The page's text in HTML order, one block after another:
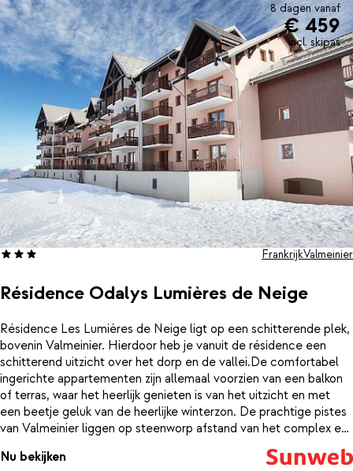
8 dagen vanaf
€ 459
incl. skipas
Résidence Odalys Lumières de Neige
FrankrijkValmeinier
Résidence Les Lumières de Neige ligt op een schitterende plek,
bovenin Valmeinier. Hierdoor heb je vanuit de résidence een
schitterend uitzicht over het dorp en de vallei.De comfortabel
ingerichte appartementen zijn allemaal voorzien van een balkon
of terras, waar het heerlijk genieten is van het uitzicht en met
een beetje geluk van de heerlijke winterzon. De prachtige pistes
van Valmeinier liggen op steenworp afstand van het complex en
de dichtstbijzijnde skilift vind je al op 100 meter. Dit is dus een
ideale uitvalsbasis om het mooie skigebied te gaan ontdekken.
Nu bekijken